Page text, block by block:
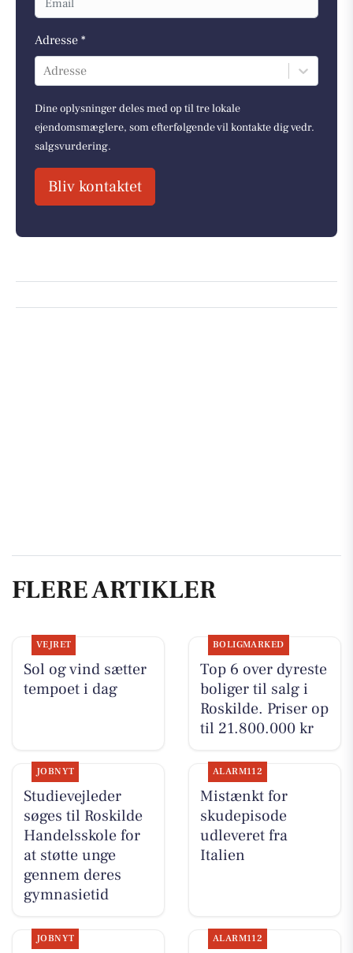
Adresse *
Adresse
Dine oplysninger deles med op til tre lokale
ejendomsmæglere, som efterfølgende vil kontakte dig vedr.
salgsvurdering.
Bliv kontaktet
FLERE ARTIKLER
VEJRET
Sol og vind sætter
tempoet i dag
BOLIGMARKED
Top 6 over dyreste
boliger til salg i
Roskilde. Priser op
til 21.800.000 kr
JOBNYT
Studievejleder
søges til Roskilde
Handelsskole for
at støtte unge
gennem deres
gymnasietid
ALARM112
Mistænkt for
skudepisode
udleveret fra
Italien
JOBNYT ALARM112